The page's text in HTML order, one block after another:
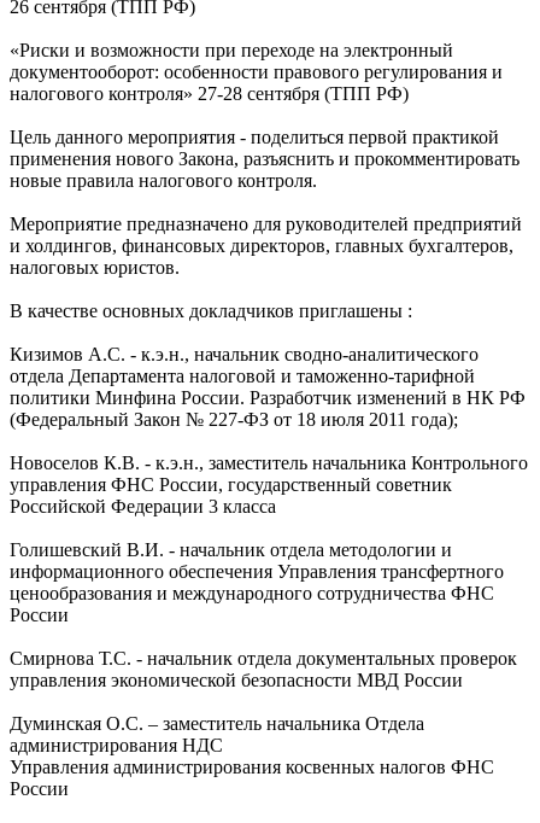
26 сентября (ТПП РФ)
«Риски и возможности при переходе на электронный
документооборот: особенности правового регулирования и
налогового контроля» 27-28 сентября (ТПП РФ)
Цель данного мероприятия - поделиться первой практикой
применения нового Закона, разъяснить и прокомментировать
новые правила налогового контроля.
Мероприятие предназначено для руководителей предприятий
и холдингов, финансовых директоров, главных бухгалтеров,
налоговых юристов.
В качестве основных докладчиков приглашены :
Кизимов А.С. - к.э.н., начальник сводно-аналитического
отдела Департамента налоговой и таможенно-тарифной
политики Минфина России. Разработчик изменений в НК РФ
(Федеральный Закон № 227-ФЗ от 18 июля 2011 года);
Новоселов К.В. - к.э.н., заместитель начальника Контрольного
управления ФНС России, государственный советник
Российской Федерации 3 класса
Голишевский В.И. - начальник отдела методологии и
информационного обеспечения Управления трансфертного
ценообразования и международного сотрудничества ФНС
России
Смирнова Т.С. - начальник отдела документальных проверок
управления экономической безопасности МВД России
Думинская О.С. – заместитель начальника Отдела
администрирования НДС
Управления администрирования косвенных налогов ФНС
России